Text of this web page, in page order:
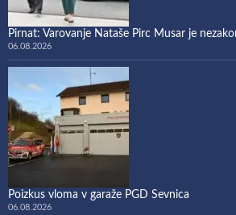
Pirnat: Varovanje Nataše Pirc Musar je
06.08.2026
Poizkus vloma v garaže PGD Sevnica
06.08.2026